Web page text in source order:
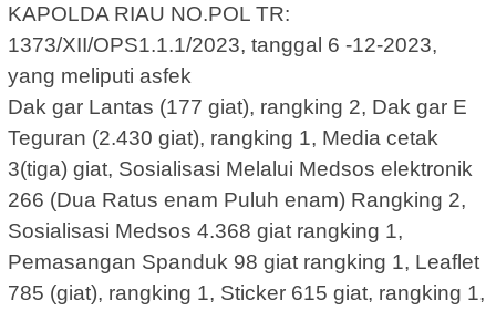
KAPOLDA RIAU NO.POL TR:
1373/XII/OPS1.1.1/2023, tanggal 6 -12-2023,
yang meliputi asfek
Dak gar Lantas (177 giat), rangking 2, Dak gar E
Teguran (2.430 giat), rangking 1, Media cetak
3(tiga) giat, Sosialisasi Melalui Medsos elektronik
266 (Dua Ratus enam Puluh enam) Rangking 2,
Sosialisasi Medsos 4.368 giat rangking 1,
Pemasangan Spanduk 98 giat rangking 1, Leaflet
785 (giat), rangking 1, Sticker 615 giat, rangking 1,